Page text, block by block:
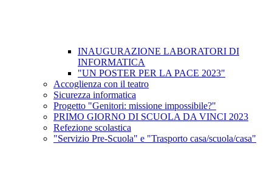
INAUGURAZIONE LABORATORI DI
INFORMATICA
"UN POSTER PER LA PACE 2023"
Accoglienza con il teatro
Sicurezza informatica
Progetto "Genitori: missione impossibile?"
PRIMO GIORNO DI SCUOLA DA VINCI 2023
Refezione scolastica
"Servizio Pre-Scuola" e "Trasporto casa/scuola/casa"